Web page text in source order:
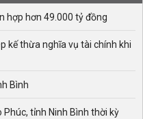
hợp hơn 49.000 tỷ đồng
kế thừa nghĩa vụ tài chính khi
Bình
Phúc, tỉnh Ninh Bình thời kỳ